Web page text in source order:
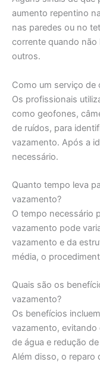
aumento repentino
nas paredes ou no
corrente quando não
outros.
Como um serviço de
Os profissionais
como geofones,
de ruídos, para
vazamento. Após a
necessário.
Quanto tempo leva
vazamento?
O tempo necessário
vazamento pode
vazamento e da
média, o
Quais são os
vazamento?
Os benefícios
vazamento, evitando
de água e redução
Além disso, o reparo